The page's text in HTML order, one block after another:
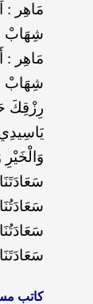
مَاهِر :
شِهَابْ
مَاهِر :
شِهَابْ :
رِزْقِكَ
كاتب